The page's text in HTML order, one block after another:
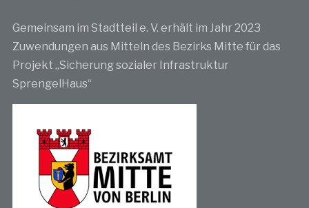
Gemeinsam im Stadtteil e. V. erhält im Jahr 2023
Zuwendungen aus Mitteln des Bezirks Mitte für das
Projekt „Sicherung sozialer Infrastruktur
SprengelHaus“